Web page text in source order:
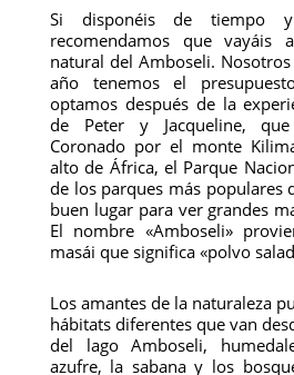
Si disponéis de tiempo y
recomendamos que vayáis
natural del Amboseli.
año tenemos el
optamos después de la
de Peter y Jacqueline,
Coronado por el monte
alto de África, el Parque
de los parques más populares
buen lugar para ver grandes
El nombre «Amboseli»
masái que significa «polvo
Los amantes de la naturaleza
hábitats diferentes que van
del lago Amboseli,
azufre, la sabana y los